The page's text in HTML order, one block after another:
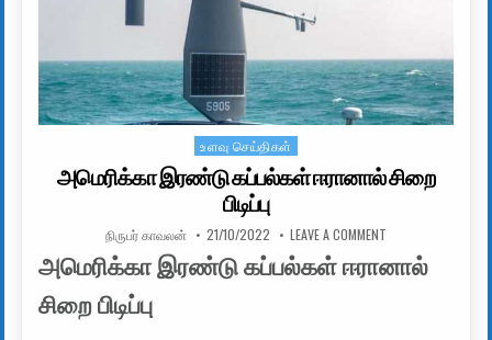
Posted in
உளவு செய்திகள்
அமெரிக்கா இரண்டு கப்பல்கள் ஈரானால் சிறை
பிடிப்பு
AUTHOR:
நிருபர் காவலன் PUBLISHED DATE:
21/10/2022 LEAVE A COMMENT
அமெரிக்கா இரண்டு கப்பல்கள் ஈரானால்
சிறை பிடிப்பு